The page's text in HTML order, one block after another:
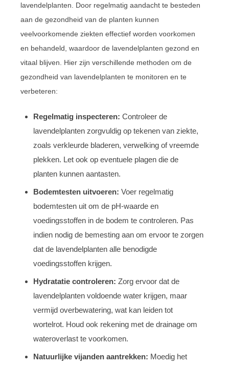
lavendelplanten. Door regelmatig aandacht te besteden
aan de gezondheid van de planten kunnen
veelvoorkomende ziekten effectief worden voorkomen
en behandeld, waardoor de lavendelplanten gezond en
vitaal blijven. Hier zijn verschillende methoden om de
gezondheid van lavendelplanten te monitoren en te
verbeteren:
Regelmatig inspecteren: Controleer de
lavendelplanten zorgvuldig op tekenen van ziekte,
zoals verkleurde bladeren, verwelking of vreemde
plekken. Let ook op eventuele plagen die de
planten kunnen aantasten.
Bodemtesten uitvoeren: Voer regelmatig
bodemtesten uit om de pH-waarde en
voedingsstoffen in de bodem te controleren. Pas
indien nodig de bemesting aan om ervoor te zorgen
dat de lavendelplanten alle benodigde
voedingsstoffen krijgen.
Hydratatie controleren: Zorg ervoor dat de
lavendelplanten voldoende water krijgen, maar
vermijd overbewatering, wat kan leiden tot
wortelrot. Houd ook rekening met de drainage om
wateroverlast te voorkomen.
Natuurlijke vijanden aantrekken: Moedig het